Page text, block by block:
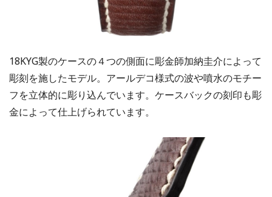
18KYG製のケースの４つの側面に彫金師加納圭介によって
彫刻を施したモデル。アールデコ様式の波や噴水のモチー
フを立体的に彫り込んでいます。ケースバックの刻印も彫
金によって仕上げられています。